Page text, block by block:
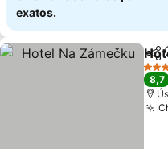
exatos.
3
8,7